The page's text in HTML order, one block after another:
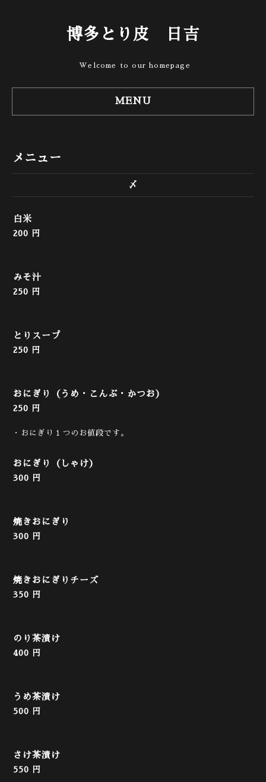
博多とり皮 日吉
Welcome to our homepage
MENU
メニュー
〆
白米
200 円
みそ汁
250 円
とりスープ
250 円
おにぎり（うめ・こんぶ・かつお）
250 円
・おにぎり１つのお値段です。
おにぎり（しゃけ）
300 円
焼きおにぎり
300 円
焼きおにぎりチーズ
350 円
のり茶漬け
400 円
うめ茶漬け
500 円
さけ茶漬け
550 円